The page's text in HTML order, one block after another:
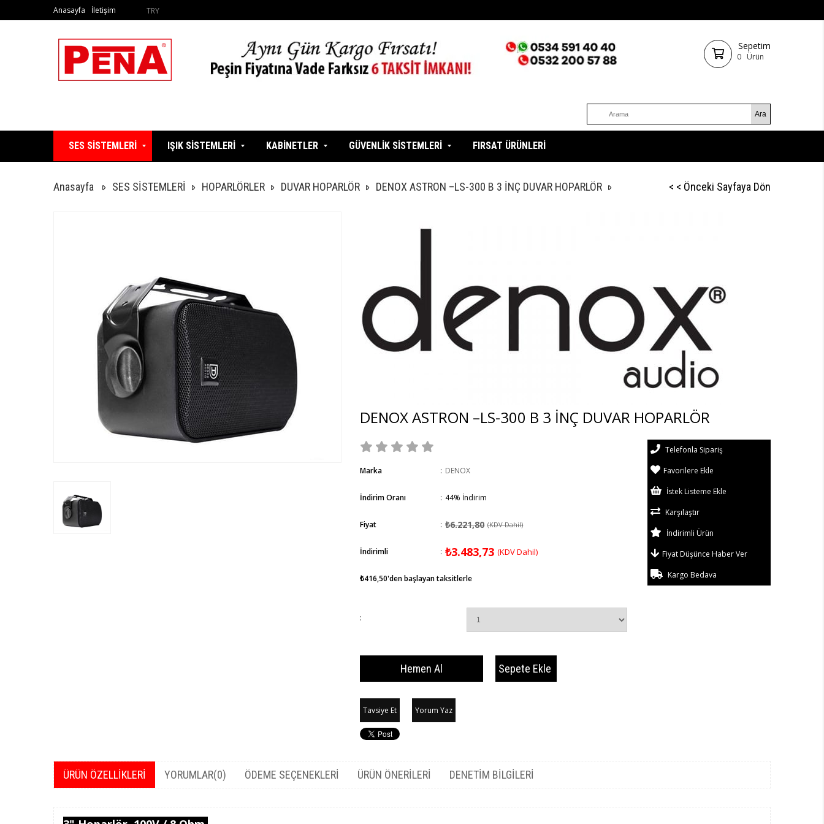
TRY
Anasayfa İletişim
Sepetim
0 Ürün
SES SİSTEMLERİ IŞIK SİSTEMLERİ KABİNETLER GÜVENLİK SİSTEMLERİ FIRSAT ÜRÜNLERİ
Anasayfa SES SİSTEMLERİ HOPARLÖRLER DUVAR HOPARLÖR DENOX ASTRON –LS-300 B 3 İNÇ DUVAR HOPARLÖR < < Önceki Sayfaya Dön
DENOX ASTRON –LS-300 B 3 İNÇ DUVAR HOPARLÖR
Marka : DENOX
İndirim Oranı : %
44 İndirim
Fiyat : ₺6.221,80 (KDV Dahil)
İndirimli : ₺3.483,73 (KDV Dahil)
₺416,50'den başlayan taksitlerle
:
Telefonla Sipariş
Favorilere Ekle
İstek Listeme Ekle
Karşılaştır
İndirimli Ürün
Fiyat Düşünce Haber Ver
Kargo Bedava
Tavsiye Et Yorum Yaz
ÜRÜN ÖZELLIKLERI YORUMLAR(0) ÖDEME SEÇENEKLERI ÜRÜN ÖNERILERI DENETIM BILGILERI